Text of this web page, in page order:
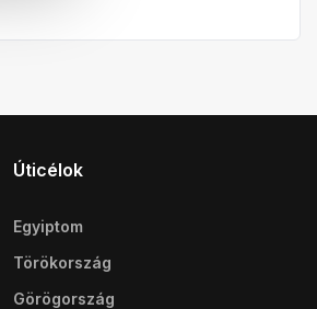
Úticélok
Egyiptom
Törökország
Görögország